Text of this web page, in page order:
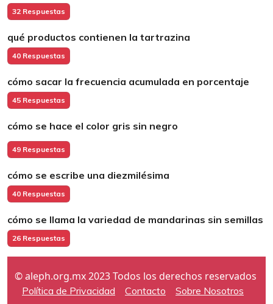
32 Respuestas
qué productos contienen la tartrazina
40 Respuestas
cómo sacar la frecuencia acumulada en porcentaje
45 Respuestas
cómo se hace el color gris sin negro
49 Respuestas
cómo se escribe una diezmilésima
40 Respuestas
cómo se llama la variedad de mandarinas sin semillas
26 Respuestas
© aleph.org.mx 2023 Todos los derechos reservados
Política de Privacidad Contacto Sobre Nosotros